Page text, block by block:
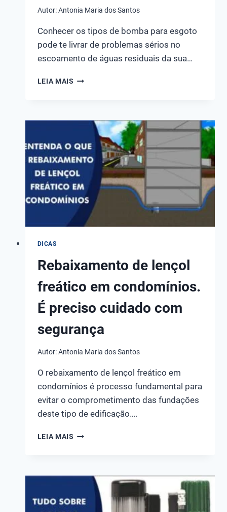
Autor: Antonia Maria dos Santos
Conhecer os tipos de bomba para esgoto
pode te livrar de problemas sérios no
escoamento de águas residuais da sua…
LEIA MAIS EXISTEM
BOMBA
ESGOTO,
VEJA
QUAIS
SÃO
DICAS
Rebaixamento de lençol
freático em condomínios.
É preciso cuidado com
segurança
Autor: Antonia Maria dos Santos
O rebaixamento de lençol freático em
condomínios é processo fundamental para
evitar o comprometimento das fundações
deste tipo de edificação….
LEIA MAIS REBAIXAMENTO
EM
CONDOMÍNIOS.
É
PRECISO